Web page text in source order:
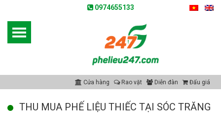
0974655133
Cửa hàng Rao vặt Diễn đàn Đấu giá
THU MUA PHẾ LIỆU THIẾC TẠI SÓC TRĂNG